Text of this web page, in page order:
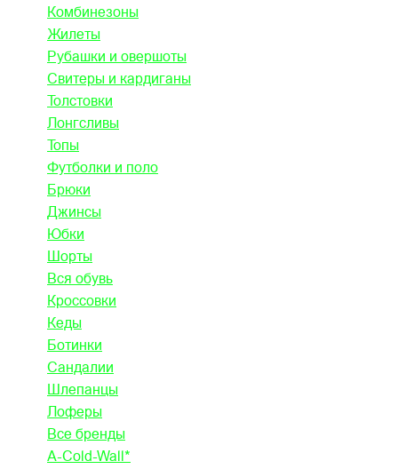
Комбинезоны
Жилеты
Рубашки и овершоты
Свитеры и кардиганы
Толстовки
Лонгсливы
Топы
Футболки и поло
Брюки
Джинсы
Юбки
Шорты
Вся обувь
Кроссовки
Кеды
Ботинки
Сандалии
Шлепанцы
Лоферы
Все бренды
A-Cold-Wall*